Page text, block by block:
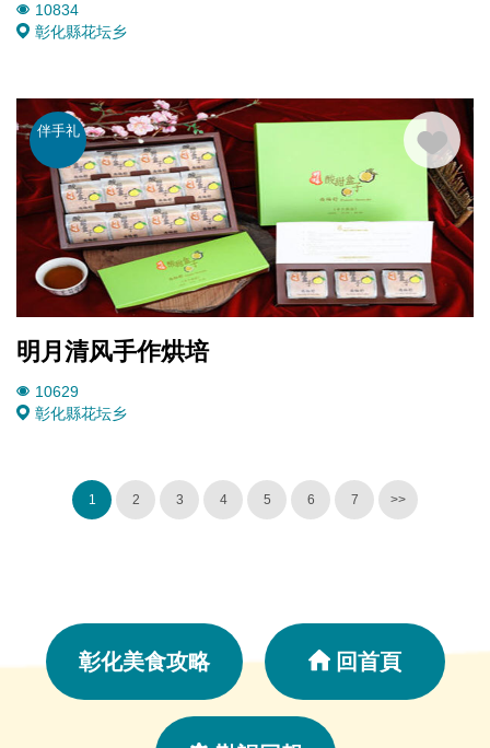
10834
彰化縣花坛乡
伴手礼
明月清风手作烘培
10629
彰化縣花坛乡
1 2 3 4 5 6 7 >>
彰化美食攻略 回首頁